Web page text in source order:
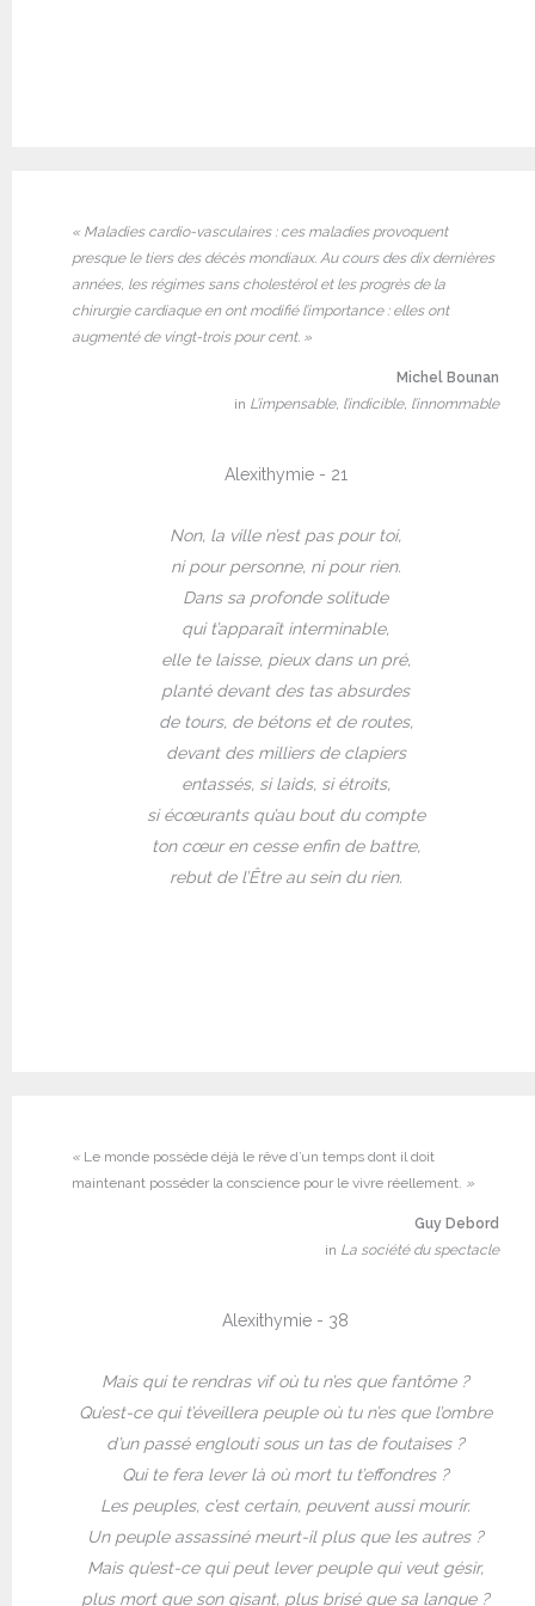
« Maladies cardio-vasculaires : ces maladies provoquent
presque le tiers des décès mondiaux. Au cours des dix dernières
années, les régimes sans cholestérol et les progrès de la
chirurgie cardiaque en ont modifié l’importance : elles ont
augmenté de vingt-trois pour cent. »
Michel Bounan
in L’impensable, l’indicible, l’innommable
Alexithymie - 21
Non, la ville n’est pas pour toi,
ni pour personne, ni pour rien.
Dans sa profonde solitude
qui t’apparaît interminable,
elle te laisse, pieux dans un pré,
planté devant des tas absurdes
de tours, de bétons et de routes,
devant des milliers de clapiers
entassés, si laids, si étroits,
si écœurants qu’au bout du compte
ton cœur en cesse enfin de battre,
rebut de l’Être au sein du rien.
« Le monde possède déjà le rêve d’un temps dont il doit
maintenant posséder la conscience pour le vivre réellement. »
Guy Debord
in La société du spectacle
Alexithymie - 38
Mais qui te rendras vif où tu n’es que fantôme ?
Qu’est-ce qui t’éveillera peuple où tu n’es que l’ombre
d’un passé englouti sous un tas de foutaises ?
Qui te fera lever là où mort tu t’effondres ?
Les peuples, c’est certain, peuvent aussi mourir.
Un peuple assassiné meurt-il plus que les autres ?
Mais qu’est-ce qui peut lever peuple qui veut gésir,
plus mort que son gisant, plus brisé que sa langue ?